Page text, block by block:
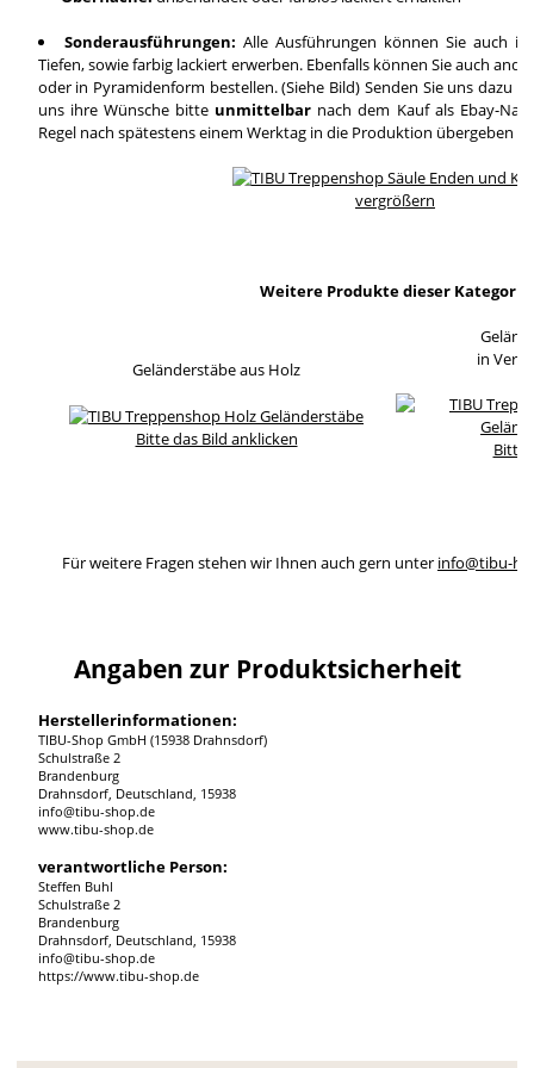
Sonderausführungen: Alle Ausführungen können Sie auch
Tiefen, sowie farbig lackiert erwerben. Ebenfalls können Sie auch
oder in Pyramidenform bestellen. (Siehe Bild) Senden Sie uns dazu
uns ihre Wünsche bitte unmittelbar nach dem Kauf als Ebay-
Regel nach spätestens einem Werktag in die Produktion übergeben
vergrößern
Weitere Produkte dieser Kategorie
Geländerstäbe aus Holz
Bitte das Bild anklicken
in
Bitte
Für weitere Fragen stehen wir Ihnen auch gern unter info@tibu-
Angaben zur Produktsicherheit
Herstellerinformationen:
TIBU-Shop GmbH (15938 Drahnsdorf)
Schulstraße 2
Brandenburg
Drahnsdorf, Deutschland, 15938
info@tibu-shop.de
www.tibu-shop.de
verantwortliche Person:
Steffen Buhl
Schulstraße 2
Brandenburg
Drahnsdorf, Deutschland, 15938
info@tibu-shop.de
https://www.tibu-shop.de